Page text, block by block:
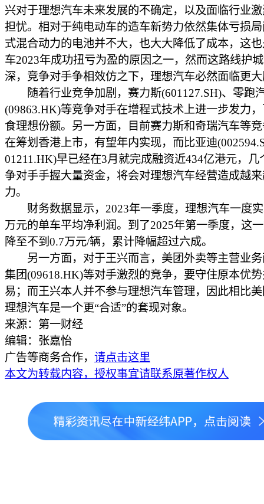
兴对于理想汽车未来发展的不确定，以及面临行业
担忧。相对于纯电动车的造车新势力依然集体亏损
式混合动力的电池并不大，也大大降低了成本，这
车2023年成功扭亏为盈的原因之一，然而这路线护
深，竞争对手争相效仿之下，理想汽车必然面临更
随着行业竞争加剧，赛力斯(601127.SH)、零跑
(09863.HK)等竞争对手在增程式技术上进一步发力
食理想份额。另一方面，目前赛力斯和奇瑞汽车等
在筹划香港上市，有望年内实现，而比亚迪
01211.HK)早已经在3月就完成融资近434亿港元，几
争对手手握大量资金，将会对理想汽车经营造成越
力。
财务数据显示，2023年一季度，理想汽车一度实
万元的单车平均净利润。到了2025年第一季度，这
降至不到0.7万元/辆，累计降幅超过六成。
另一方面，对于王兴而言，美团外卖等主营业务
集团(09618.HK)等对手激烈的竞争，要守住原本优
易；而王兴本人并不参与理想汽车管理，因此相比
理想汽车是一个更“合适”的套现对象。
来源：第一财经
编辑：张嘉怡
广告等商务合作， 请点击这里
本文为转载内容，授权事宜请联系原著作权人